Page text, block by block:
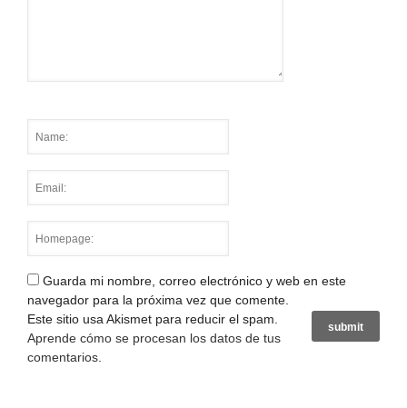
Guarda mi nombre, correo electrónico y web en este
navegador para la próxima vez que comente.
Este sitio usa Akismet para reducir el spam.
Aprende cómo se procesan los datos de tus
comentarios